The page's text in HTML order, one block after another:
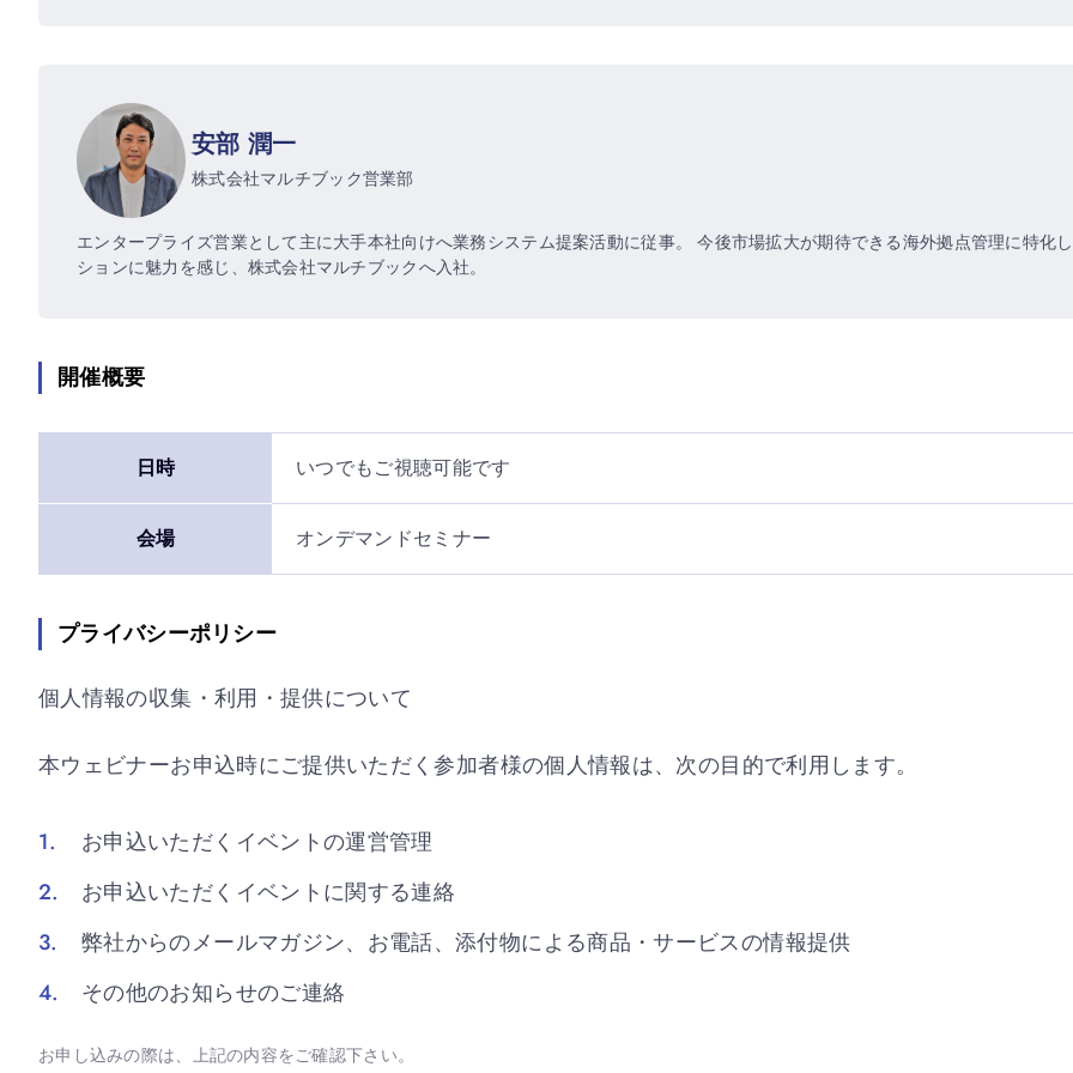
安部 潤一
株式会社マルチブック営業部
エンタープライズ営業として主に大手本社向けへ業務システム提案活動に従事。 今後市場拡大が期待できる海外拠点管理に特化
ションに魅力を感じ、株式会社マルチブックへ入社。
開催概要
日時 いつでもご視聴可能です
会場 オンデマンドセミナー
プライバシーポリシー
個人情報の収集・利用・提供について
本ウェビナーお申込時にご提供いただく参加者様の個人情報は、次の目的で利用します。
お申込いただくイベントの運営管理
お申込いただくイベントに関する連絡
弊社からのメールマガジン、お電話、添付物による商品・サービスの情報提供
その他のお知らせのご連絡
お申し込みの際は、上記の内容をご確認下さい。